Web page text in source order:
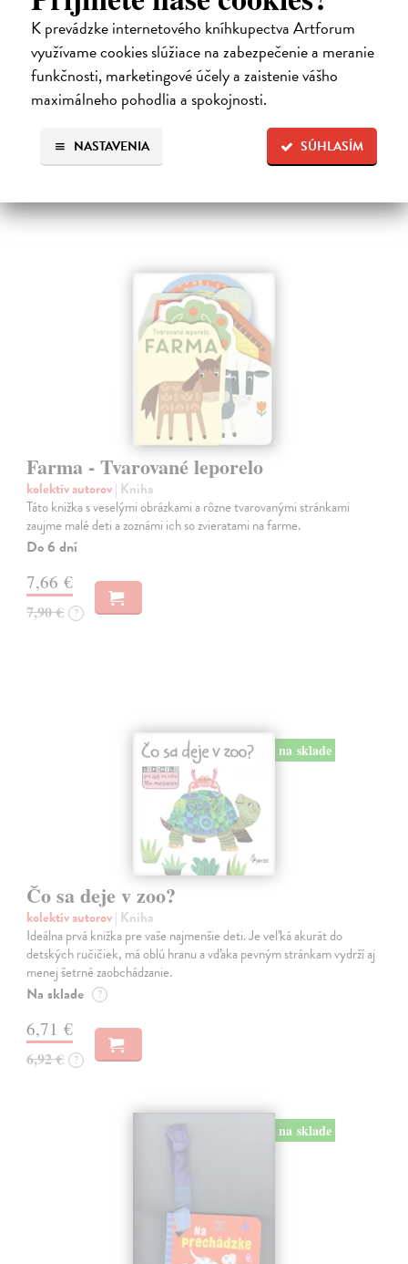
K prevádzke internetového kníhkupectva Artforum
využívame cookies slúžiace na zabezpečenie a meranie
funkčnosti, marketingové účely a zaistenie vášho
maximálneho pohodlia a spokojnosti.
SÚHLASÍM
NASTAVENIA
Les - Tvarované leporelo
Payne Sally| Kniha
Táto knižka s veselými obrázkami a rôzne tvarovanými stránkami
zaujme malé deti a zoznámi ich so životom v lese.
7,66 €
Farma - Tvarované leporelo
kolektív autorov| Kniha
Táto knižka s veselými obrázkami a rôzne tvarovanými stránkami
zaujme malé deti a zoznámi ich so zvieratami na farme.
Do 6 dní
7,66 €
7,90 € ?
na sklade
Čo sa deje v zoo?
kolektív autorov| Kniha
Ideálna prvá knižka pre vaše najmenšie deti. Je veľká akurát do
detských ručičiek, má oblú hranu a vďaka pevným stránkam vydrží aj
menej šetrné zaobchádzanie.
Na sklade ?
6,71 €
6,92 € ?
na sklade